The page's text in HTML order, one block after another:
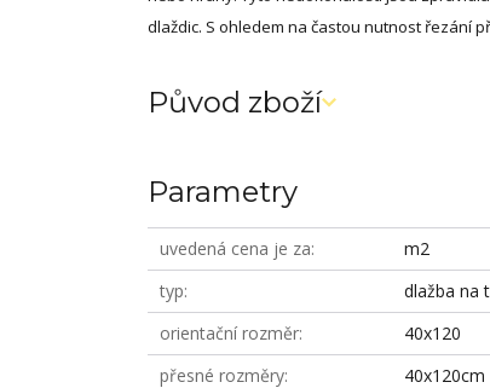
dlaždic. S ohledem na častou nutnost řezání
Původ zboží
Parametry
uvedená cena je za
m2
typ
dlažba na
orientační rozměr
40x120
přesné rozměry
40x120cm